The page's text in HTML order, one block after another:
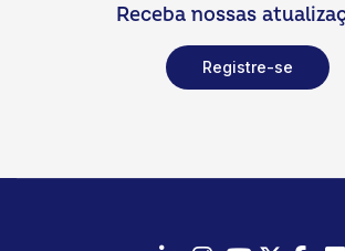
Receba nossas
Registre-se